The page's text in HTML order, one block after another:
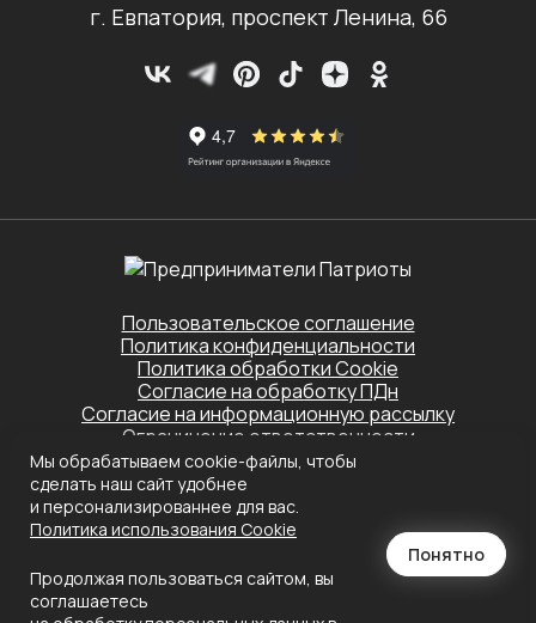
г. Евпатория, проспект Ленина, 66
Пользовательское соглашение
Политика конфиденциальности
Политика обработки Cookie
Согласие на обработку ПДн
Согласие на информационную рассылку
Ограничение ответственности
Этот сайт защищён Yandex SmartCaptcha.
ПрименяютсяПолитика конфиденциальности
Создание сайта
Мы обрабатываем cookie-файлы, чтобы
сделать наш сайт удобнее
и персонализированнее для вас.
Политика использования Сookie
Продолжая пользоваться сайтом, вы
соглашаетесь
Понятно